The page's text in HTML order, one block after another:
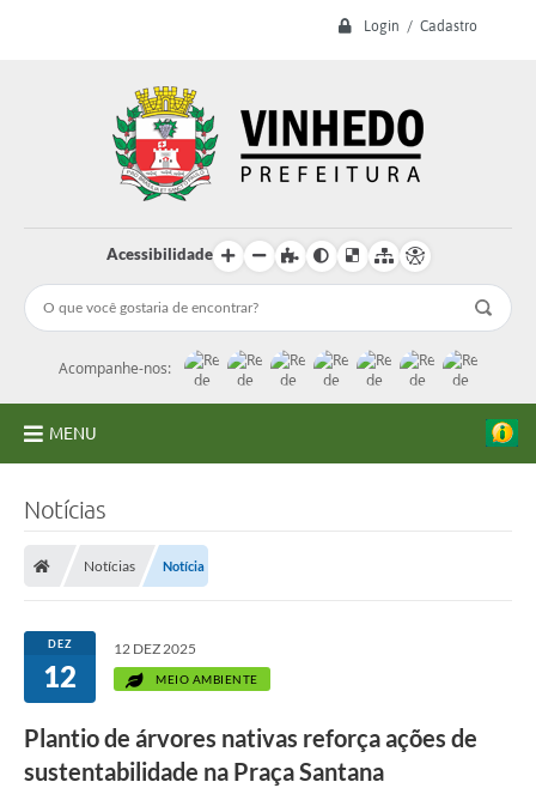
Login / Cadastro
Acessibilidade
Acompanhe-nos:
MENU
Licitações
Transparência
Concursos e Processos Seletivos
Notícias
Notícias Notícia
DEZ
12
12 DEZ 2025
MEIO AMBIENTE
Plantio de árvores nativas reforça ações de
sustentabilidade na Praça Santana